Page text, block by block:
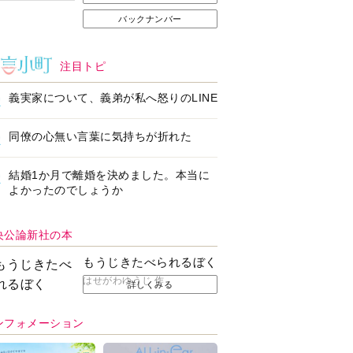
バックナンバー
注目トピ
義実家について、義弟が私へ怒りのLINE
同僚の心無い言葉に気持ちが折れた
結婚1か月で離婚を決めました。本当に
よかったのでしょうか
公論新社の本
もうじきたべられるぼく
はせがわゆうじ 作
詳しくみる
フォメーション